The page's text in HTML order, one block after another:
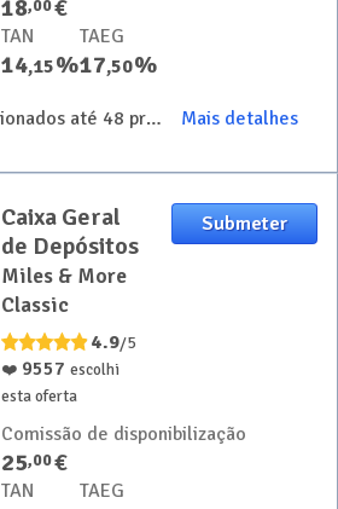
18,00€
TAN
14,15%
TAEG
17,50%
Faça pagamentos fracionados até 48 prestações Mais detalhes
Caixa Geral
de Depósitos
Miles & More
Classic
4.9/5
❤️ 9557 escolhi
esta oferta
Comissão de disponibilização
25,00€
TAN TAEG
Submeter